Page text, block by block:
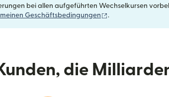
bei allen aufgeführten Wechselkursen
Geschäftsbedingungen
(wird in einem
.
die